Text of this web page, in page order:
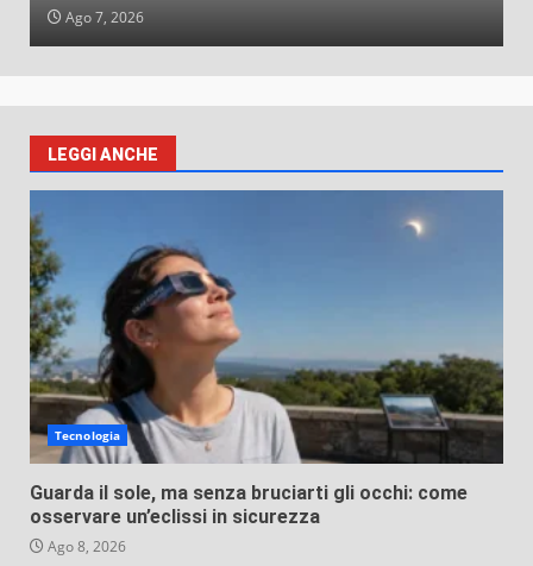
Ago 7, 2026
LEGGI ANCHE
Tecnologia
Guarda il sole, ma senza bruciarti gli occhi: come
osservare un’eclissi in sicurezza
Ago 8, 2026